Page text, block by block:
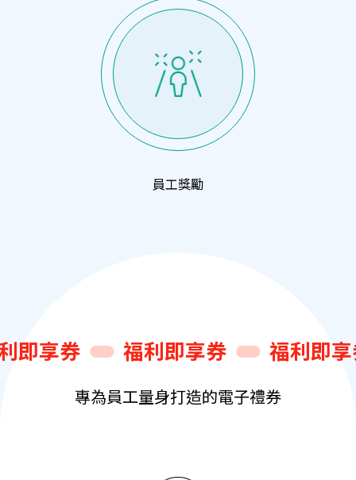
員工獎勵
即享券 福利即享券 福利即
專為員工量身打造的電子禮券